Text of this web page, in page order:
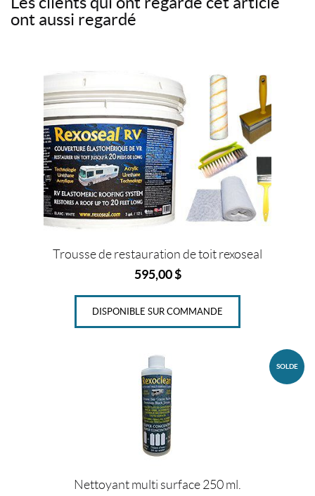
b
t
e
r
ont aussi regardé
Trousse de restauration de toit rexoseal
595,00$
DISPONIBLE SUR COMMANDE
Nettoyant multi surface 250 ml.
SOLDE